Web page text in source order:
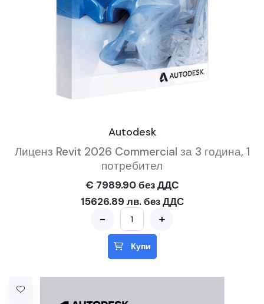
Autodesk
Лиценз Revit 2026 Commercial за 3 година, 1
потребител
€ 7989.90 без ДДС
15626.89 лв. без ДДС
- +
Купи